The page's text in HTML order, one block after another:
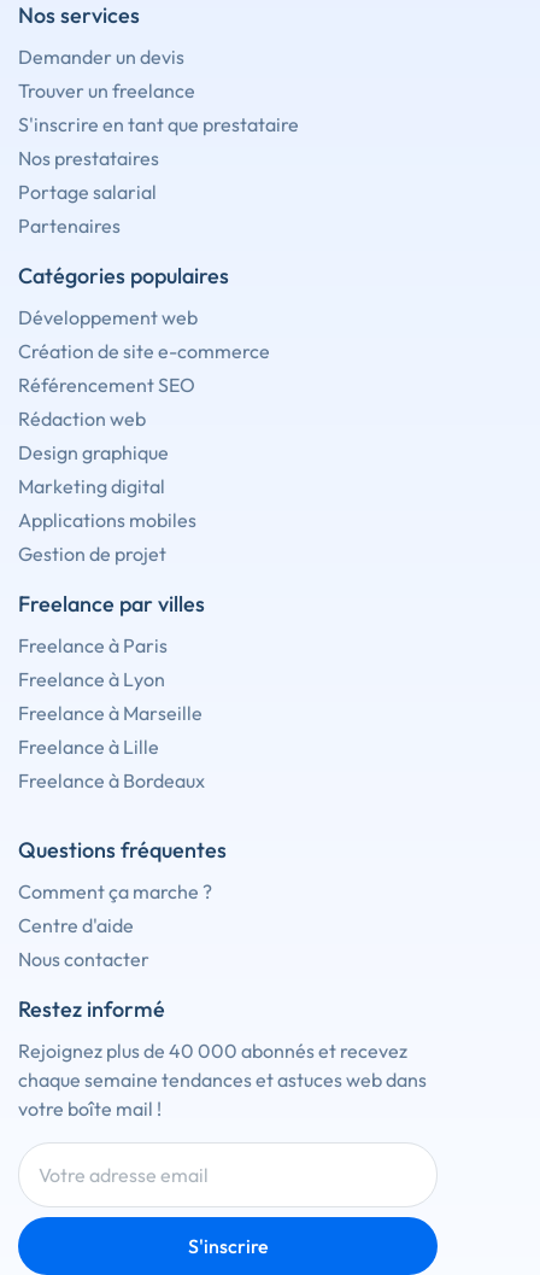
Nos services
Demander un devis
Trouver un freelance
S'inscrire en tant que prestataire
Nos prestataires
Portage salarial
Partenaires
Catégories populaires
Développement web
Création de site e-commerce
Référencement SEO
Rédaction web
Design graphique
Marketing digital
Applications mobiles
Gestion de projet
Freelance par villes
Freelance à Paris
Freelance à Lyon
Freelance à Marseille
Freelance à Lille
Freelance à Bordeaux
Questions fréquentes
Comment ça marche ?
Centre d'aide
Nous contacter
Restez informé
Rejoignez plus de 40 000 abonnés et recevez
chaque semaine tendances et astuces web dans
votre boîte mail !
S'inscrire